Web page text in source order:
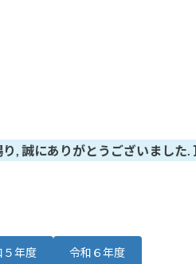
, 誠にありがとうございまし
５年度 令和６年度